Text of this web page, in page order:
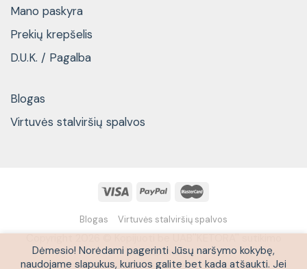
Mano paskyra
Prekių krepšelis
D.U.K. / Pagalba
Blogas
Virtuvės stalviršių spalvos
Blogas Virtuvės stalviršių spalvos
Copyright 2026 © Kopijuoti be UAB''KETORA'' sutikimo
draudžiama
Dėmesio! Norėdami pagerinti Jūsų naršymo kokybę,
naudojame slapukus, kuriuos galite bet kada atšaukti. Jei